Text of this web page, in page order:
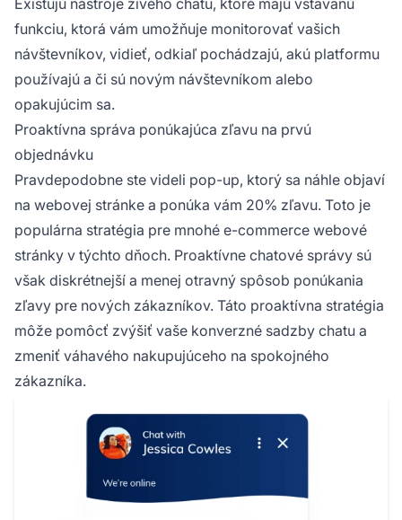
funkciu, ktorá vám umožňuje monitorovať vašich
návštevníkov, vidieť, odkiaľ pochádzajú, akú platformu
používajú a či sú novým návštevníkom alebo
opakujúcim sa.
Proaktívna správa ponúkajúca zľavu na prvú
objednávku
Pravdepodobne ste videli pop-up, ktorý sa náhle objaví
na webovej stránke a ponúka vám 20% zľavu. Toto je
populárna stratégia pre mnohé e-commerce webové
stránky v týchto dňoch. Proaktívne chatové správy sú
však diskrétnejší a menej otravný spôsob ponúkania
zľavy pre nových zákazníkov. Táto proaktívna stratégia
môže pomôcť zvýšiť vaše konverzné sadzby chatu a
zmeniť váhavého nakupujúceho na spokojného
zákazníka.